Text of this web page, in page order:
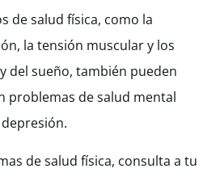
de salud física, como la
la tensión muscular y los
del sueño, también pueden
problemas de salud mental
de salud física, consulta a tu